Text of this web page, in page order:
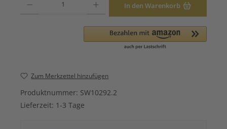
In den Warenkorb
Zum Merkzettel hinzufügen
Produktnummer: SW10292.2
Lieferzeit: 1-3 Tage